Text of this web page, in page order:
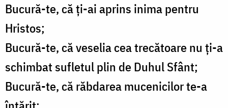
Bucură-te, că ți-ai aprins inima pentru
Hristos;
Bucură-te, că veselia cea trecătoare nu ți-a
schimbat sufletul plin de Duhul Sfânt;
Bucură-te, că răbdarea mucenicilor te-a